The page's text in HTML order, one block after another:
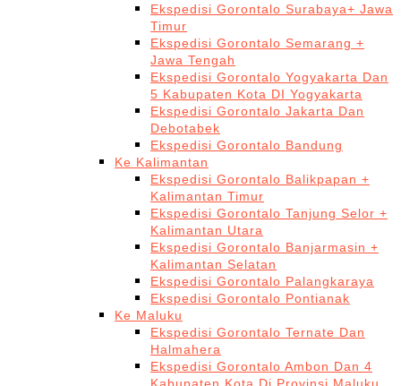
Ekspedisi Gorontalo Surabaya+ Jawa
Timur
Ekspedisi Gorontalo Semarang +
Jawa Tengah
Ekspedisi Gorontalo Yogyakarta Dan
5 Kabupaten Kota DI Yogyakarta
Ekspedisi Gorontalo Jakarta Dan
Debotabek
Ekspedisi Gorontalo Bandung
Ke Kalimantan
Ekspedisi Gorontalo Balikpapan +
Kalimantan Timur
Ekspedisi Gorontalo Tanjung Selor +
Kalimantan Utara
Ekspedisi Gorontalo Banjarmasin +
Kalimantan Selatan
Ekspedisi Gorontalo Palangkaraya
Ekspedisi Gorontalo Pontianak
Ke Maluku
Ekspedisi Gorontalo Ternate Dan
Halmahera
Ekspedisi Gorontalo Ambon Dan 4